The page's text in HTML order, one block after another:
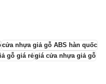
cửa nhựa giả gỗ ABS hàn quốc
gỗ giá rẻgiá cửa nhựa giả gỗ